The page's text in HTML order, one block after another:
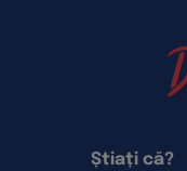
Știați că?